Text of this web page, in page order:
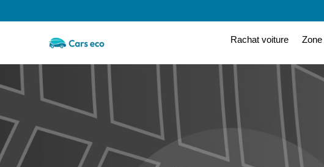
Rachat voiture